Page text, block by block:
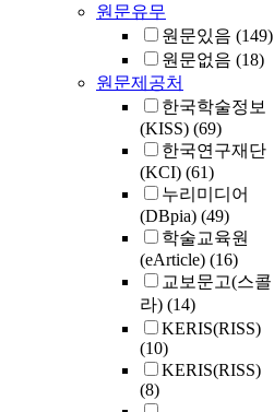
원문유무
원문있음 (149)
원문없음 (18)
원문제공처
한국학술정보
(KISS) (69)
한국연구재단
(KCI) (61)
누리미디어
(DBpia) (49)
학술교육원
(eArticle) (16)
교보문고(스콜
라) (14)
KERIS(RISS)
(10)
KERIS(RISS)
(8)